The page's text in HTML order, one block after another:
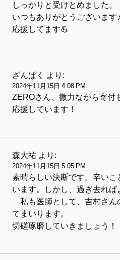
しっかりと受けとめました。
いつもありがとうございます♪
応援してます💪
ざんぱく より:
2024年11月15日 4:08 PM
ZEROさん、微力ながら寄付
応援しています！
森大祐 より:
2024年11月15日 5:05 PM
素晴らしい決断です。辛いこ
います。しかし、過ぎ去れば
私も医師として、吉村さん
てまいります。
切磋琢磨していきましょう！